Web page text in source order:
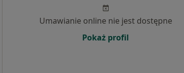
Umawianie online nie jest dostępne
Pokaż profil